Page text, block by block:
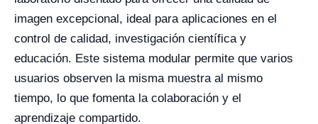
imagen excepcional, ideal para aplicaciones en el
control de calidad, investigación científica y
educación. Este sistema modular permite que varios
usuarios observen la misma muestra al mismo
tiempo, lo que fomenta la colaboración y el
aprendizaje compartido.